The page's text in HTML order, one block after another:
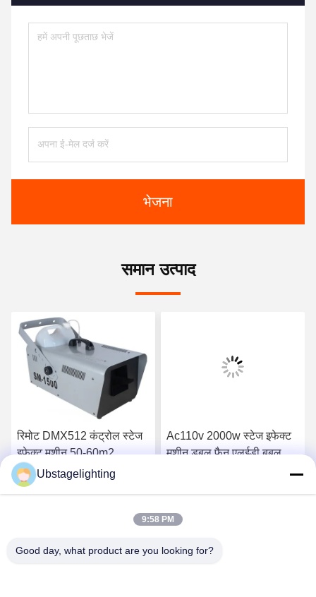
भेजना
समान उत्पाद
रिमोट DMX512 कंट्रोल स्टेज
इफेक्ट मशीन 50-60m2
1500w स्नो मशीन
Ac110v 2000w स्टेज इफेक्ट
मशीन डबल फैन एलईडी बबल
Ubstagelighting
9:58 PM
Good day, what product are you looking for?